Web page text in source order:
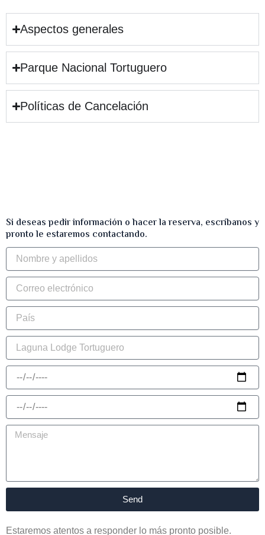
Aspectos generales
Parque Nacional Tortuguero
Políticas de Cancelación
Si deseas pedir información o hacer la reserva, escríbanos y
pronto le estaremos contactando.
Send
Estaremos atentos a responder lo más pronto posible.